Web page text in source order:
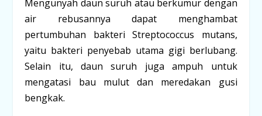
Mengunyah daun suruh atau berkumur dengan
air rebusannya dapat menghambat
pertumbuhan bakteriStreptococcus mutans,
yaitu bakteri penyebab utama gigi berlubang.
Selain itu, daun suruh juga ampuh untuk
mengatasi bau mulut dan meredakan gusi
bengkak.